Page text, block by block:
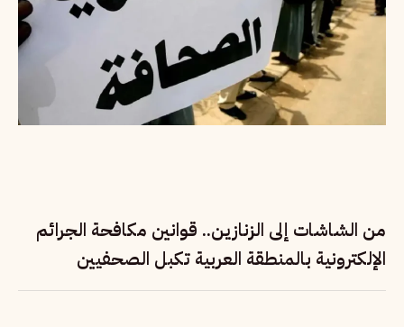
من الشاشات إلى الزنازين.. قوانين مكافحة الجرائم
الإلكترونية بالمنطقة العربية تكبل الصحفيين